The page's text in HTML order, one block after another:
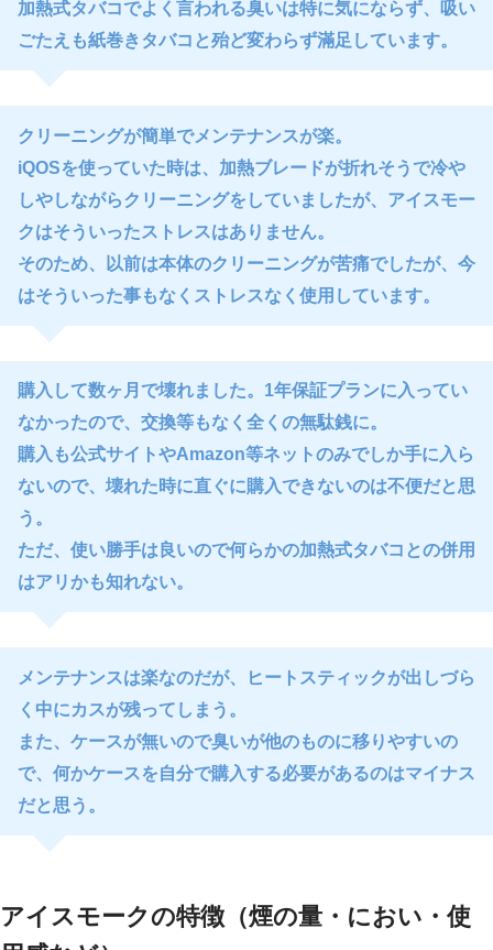
加熱式タバコでよく言われる臭いは特に気にならず、吸い
ごたえも紙巻きタバコと殆ど変わらず滿足しています。
クリーニングが簡単でメンテナンスが楽。
iQOSを使っていた時は、加熱ブレードが折れそうで冷や
しやしながらクリーニングをしていましたが、アイスモー
クはそういったストレスはありません。
そのため、以前は本体のクリーニングが苦痛でしたが、今
はそういった事もなくストレスなく使用しています。
購入して数ヶ月で壊れました。1年保証プランに入ってい
なかったので、交換等もなく全くの無駄銭に。
購入も公式サイトやAmazon等ネットのみでしか手に入ら
ないので、壊れた時に直ぐに購入できないのは不便だと思
う。
ただ、使い勝手は良いので何らかの加熱式タバコとの併用
はアリかも知れない。
メンテナンスは楽なのだが、ヒートスティックが出しづら
く中にカスが残ってしまう。
また、ケースが無いので臭いが他のものに移りやすいの
で、何かケースを自分で購入する必要があるのはマイナス
だと思う。
アイスモークの特徴（煙の量・におい・使